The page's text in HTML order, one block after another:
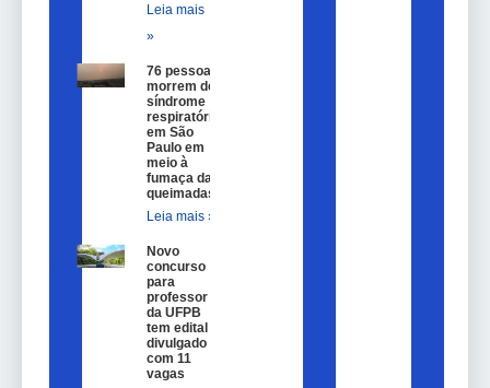
Leia mais
»
76 pessoas
morrem de
síndrome
respiratória
em São
Paulo em
meio à
fumaça das
queimadas
Leia mais »
Novo
concurso
para
professor
da UFPB
tem edital
divulgado
com 11
vagas